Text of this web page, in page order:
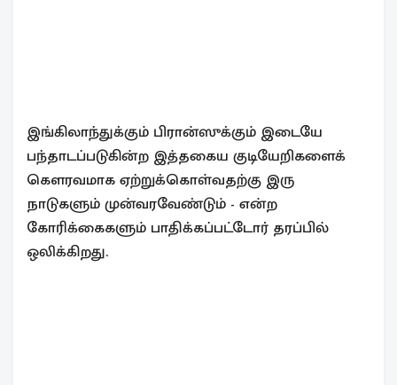
இங்கிலாந்துக்கும் பிரான்ஸுக்கும் இடையே
பந்தாடப்படுகின்ற இத்தகைய குடியேறிகளைக்
கௌரவமாக ஏற்றுக்கொள்வதற்கு இரு
நாடுகளும் முன்வரவேண்டும் - என்ற
கோரிக்கைகளும் பாதிக்கப்பட்டோர் தரப்பில்
ஒலிக்கிறது.